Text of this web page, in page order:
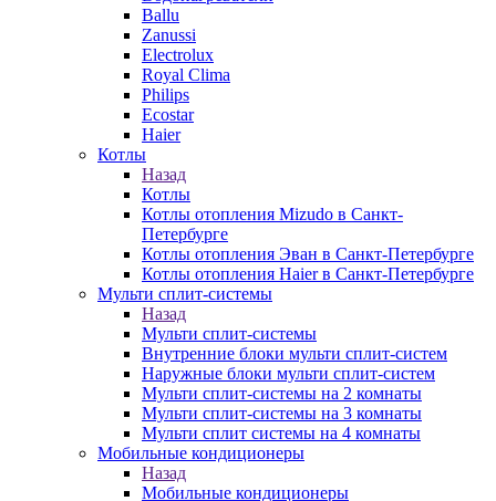
Ballu
Zanussi
Electrolux
Royal Clima
Philips
Ecostar
Haier
Котлы
Назад
Котлы
Котлы отопления Mizudo в Санкт-
Петербурге
Котлы отопления Эван в Санкт-Петербурге
Котлы отопления Haier в Санкт-Петербурге
Мульти сплит-системы
Назад
Мульти сплит-системы
Внутренние блоки мульти сплит-систем
Наружные блоки мульти сплит-систем
Мульти сплит-системы на 2 комнаты
Мульти сплит-системы на 3 комнаты
Мульти сплит системы на 4 комнаты
Мобильные кондиционеры
Назад
Мобильные кондиционеры